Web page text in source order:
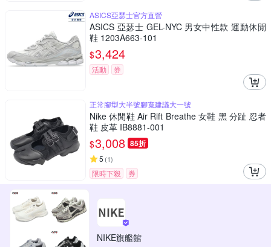
ASICS亞瑟士官方直營
ASICS 亞瑟士 GEL-NYC 男女中性款 運動休閒
鞋 1203A663-101
$3,424
活動 券
正常腳型大半號腳寬建議大一號
Nike 休閒鞋 Air Rift Breathe 女鞋 黑 分趾 忍者
鞋 皮革 IB8881-001
$3,008 85折
5 (1)
限時下殺 券
NIKE旗艦館